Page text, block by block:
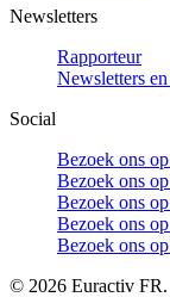
Newsletters
Rapporteur
Newsletters
Social
Bezoek ons
Bezoek ons
Bezoek ons
Bezoek ons
Bezoek ons
© 2026 Euractiv